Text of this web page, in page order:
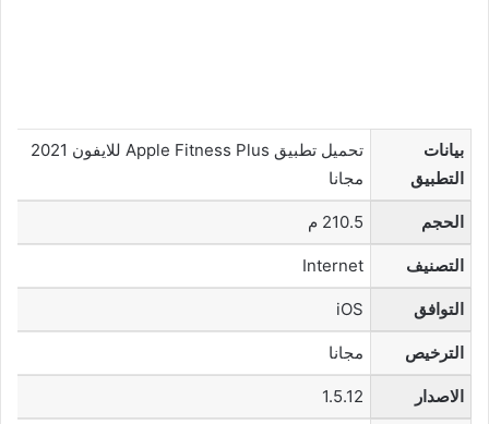
بيانات
التطبيق
تحميل تطبيق Apple Fitness Plus للايفون 2021
مجانا
الحجم 210.5 م
التصنيف Internet
التوافق iOS
الترخيص مجانا
الاصدار 1.5.12